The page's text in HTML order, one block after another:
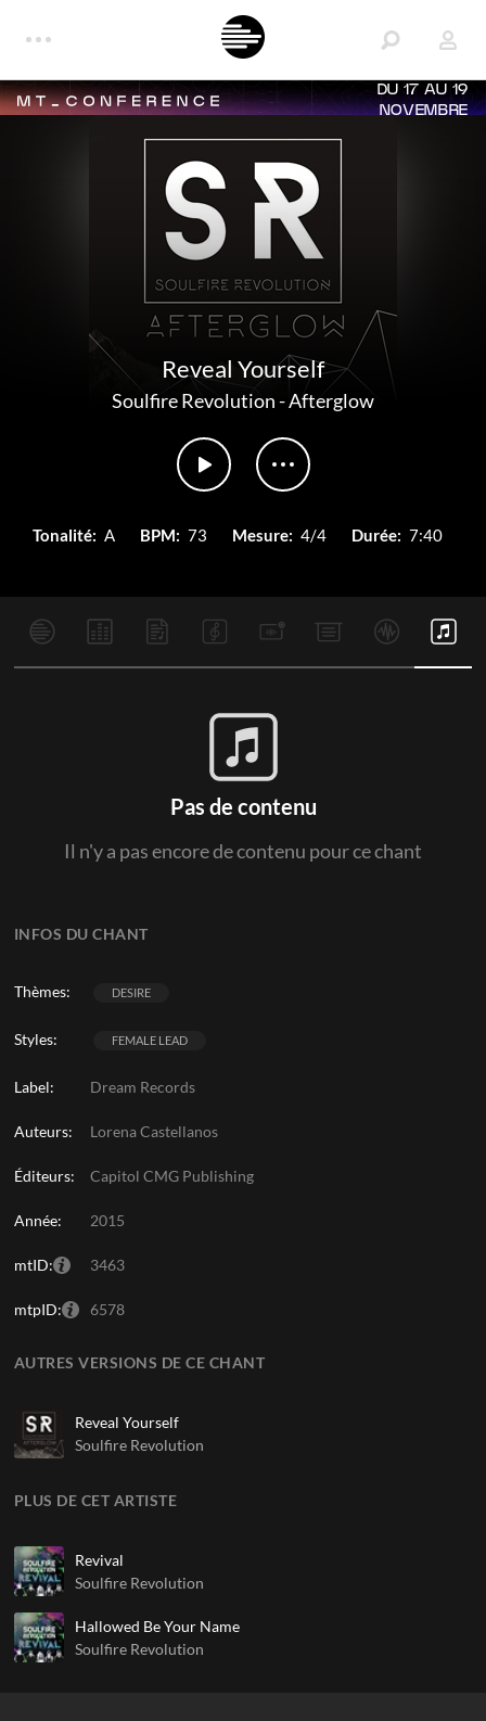
DU 17 AU 19
NOVEMBRE
Reveal Yourself
Soulfire Revolution-Afterglow
Tonalité: A BPM: 73 Mesure: 4/4 Durée: 7:40
INFOS DU CHANT
Thèmes: DESIRE
Styles: FEMALE LEAD
Label: Dream Records
Auteurs: Lorena Castellanos
Éditeurs: Capitol CMG Publishing
Année: 2015
mtID: 3463
mtpID: 6578
AUTRES VERSIONS DE CE CHANT
Reveal Yourself
Soulfire Revolution
PLUS DE CET ARTISTE
Revival
Soulfire Revolution
Hallowed Be Your Name
Soulfire Revolution
Pas de contenu
Il n'y a pas encore de contenu pour ce chant